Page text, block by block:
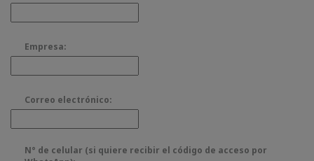
Empresa:
Correo electrónico:
N° de celular (si quiere recibir el código de acceso por